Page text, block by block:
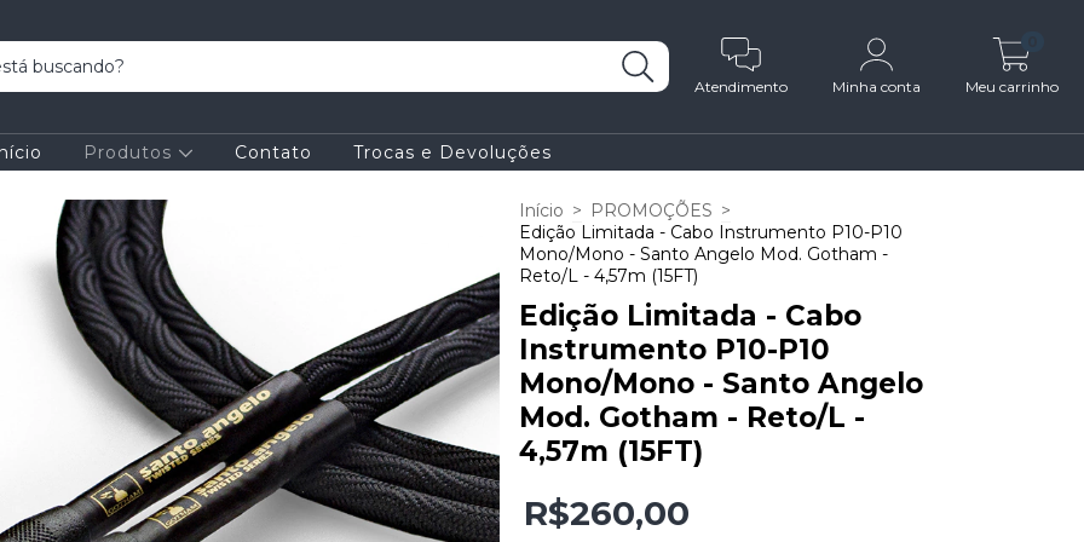
Atendimento Minha conta Meu carrinho
Produtos Contato Trocas e Devoluções
Início > PROMOÇÕES >
Edição Limitada - Cabo Instrumento P10-P10
Mono/Mono - Santo Angelo Mod. Gotham -
Reto/L - 4,57m (15FT)
Edição Limitada - Cabo
Instrumento P10-P10
Mono/Mono - Santo Angelo
Mod. Gotham - Reto/L -
4,57m (15FT)
R$260,00